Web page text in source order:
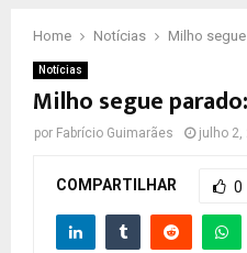
Home Notícias Milho
Notícias
Milho segue
por Fabrício Guimarães julho 2,
COMPARTILHAR 0